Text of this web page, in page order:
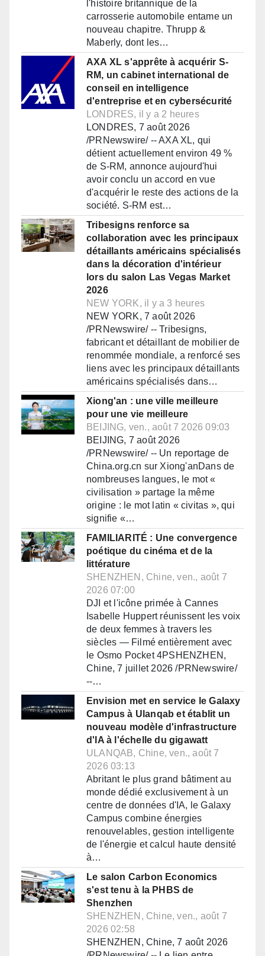
l'histoire britannique de la
carrosserie automobile entame un
nouveau chapitre. Thrupp &
Maberly, dont les…
AXA XL s'apprête à acquérir S-
RM, un cabinet international de
conseil en intelligence
d'entreprise et en cybersécurité
LONDRES, il y a 2 heures
LONDRES, 7 août 2026
/PRNewswire/ -- AXA XL, qui
détient actuellement environ 49 %
de S-RM, annonce aujourd'hui
avoir conclu un accord en vue
d'acquérir le reste des actions de la
société. S-RM est…
Tribesigns renforce sa
collaboration avec les principaux
détaillants américains spécialisés
dans la décoration d'intérieur
lors du salon Las Vegas Market
2026
NEW YORK, il y a 3 heures
NEW YORK, 7 août 2026
/PRNewswire/ -- Tribesigns,
fabricant et détaillant de mobilier de
renommée mondiale, a renforcé ses
liens avec les principaux détaillants
américains spécialisés dans…
Xiong'an : une ville meilleure
pour une vie meilleure
BEIJING, ven., août 7 2026 09:03
BEIJING, 7 août 2026
/PRNewswire/ -- Un reportage de
China.org.cn sur Xiong'anDans de
nombreuses langues, le mot «
civilisation » partage la même
origine : le mot latin « civitas », qui
signifie «…
FAMILIARITÉ : Une convergence
poétique du cinéma et de la
littérature
SHENZHEN, Chine, ven., août 7
2026 07:00
DJI et l'icône primée à Cannes
Isabelle Huppert réunissent les voix
de deux femmes à travers les
siècles — Filmé entièrement avec
le Osmo Pocket 4PSHENZHEN,
Chine, 7 juillet 2026 /PRNewswire/
--…
Envision met en service le Galaxy
Campus à Ulanqab et établit un
nouveau modèle d'infrastructure
d'IA à l'échelle du gigawatt
ULANQAB, Chine, ven., août 7
2026 03:13
Abritant le plus grand bâtiment au
monde dédié exclusivement à un
centre de données d'IA, le Galaxy
Campus combine énergies
renouvelables, gestion intelligente
de l'énergie et calcul haute densité
à…
Le salon Carbon Economics
s'est tenu à la PHBS de
Shenzhen
SHENZHEN, Chine, ven., août 7
2026 02:58
SHENZHEN, Chine, 7 août 2026